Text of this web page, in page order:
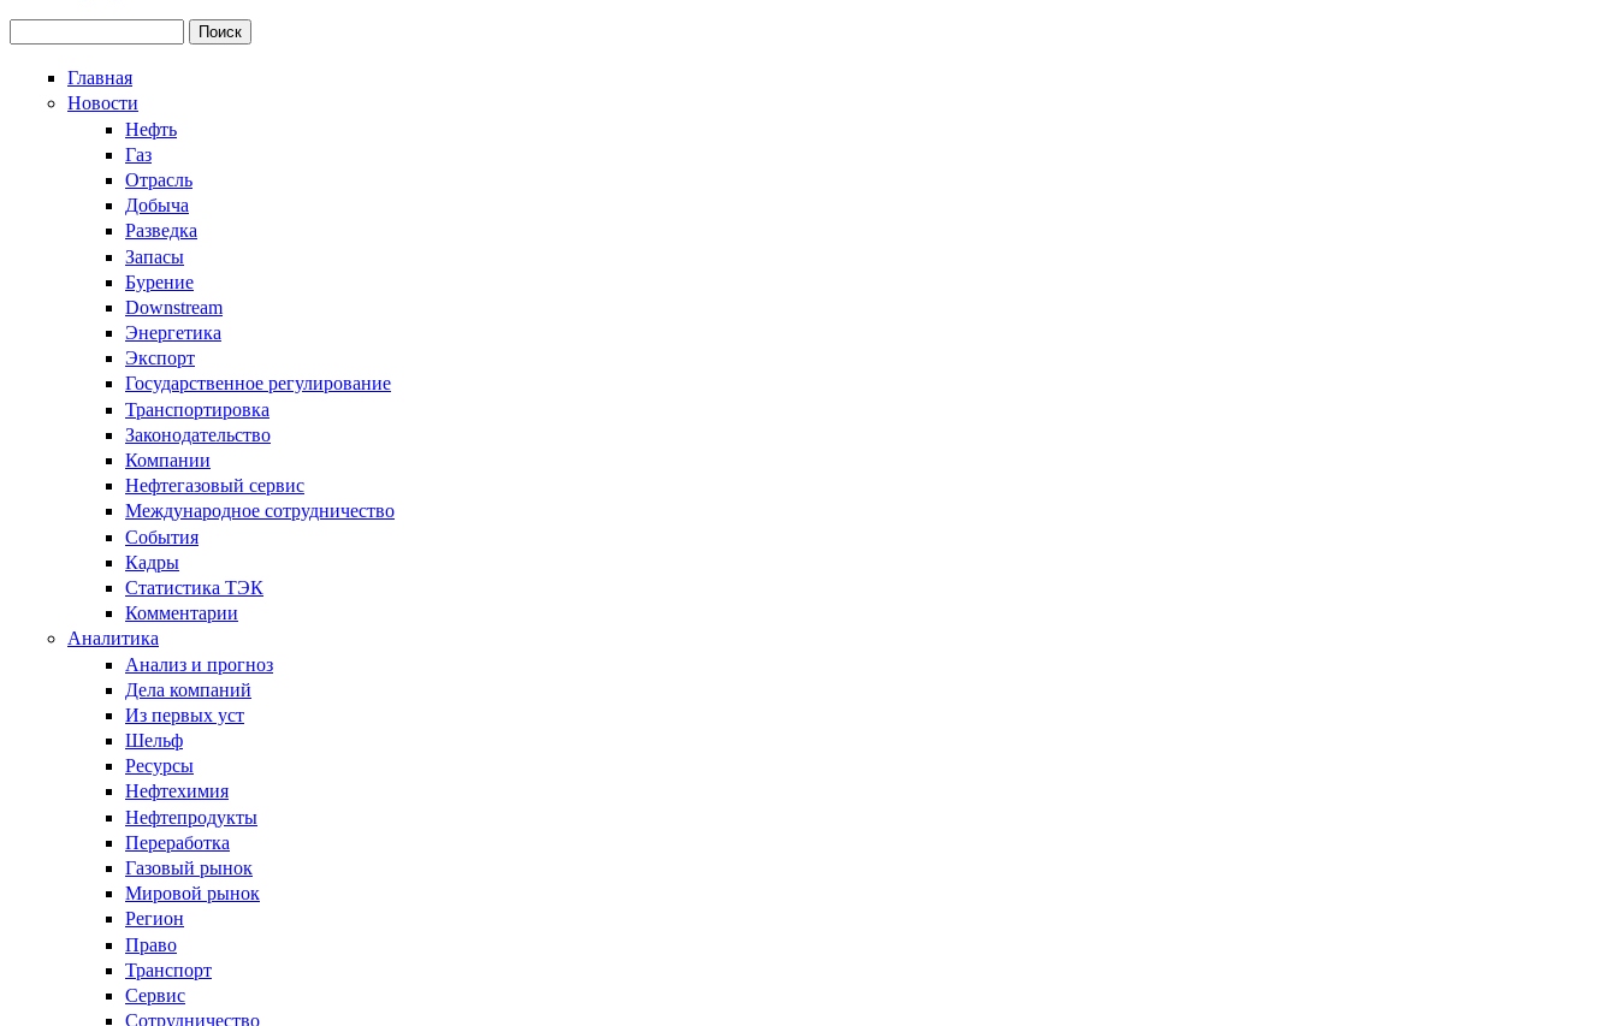
Главная
Новости
Нефть
Газ
Отрасль
Добыча
Разведка
Запасы
Бурение
Downstream
Энергетика
Экспорт
Государственное регулирование
Транспортировка
Законодательство
Компании
Нефтегазовый сервис
Международное сотрудничество
События
Кадры
Статистика ТЭК
Комментарии
Аналитика
Анализ и прогноз
Дела компаний
Из первых уст
Шельф
Ресурсы
Нефтехимия
Нефтепродукты
Переработка
Газовый рынок
Мировой рынок
Регион
Право
Транспорт
Сервис
Сотрудничество